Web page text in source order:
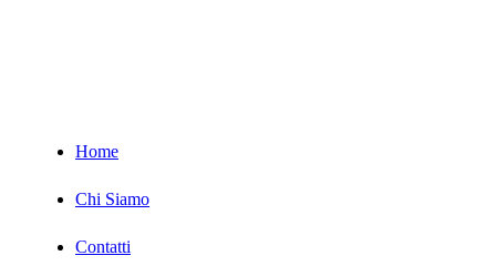
Home
Chi Siamo
Contatti